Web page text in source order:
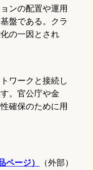
ンの配置や運用
盤である。クラ
の一因とされ
ワークと接続し
。官公庁や金
確保のために用
ージ）
（外部）